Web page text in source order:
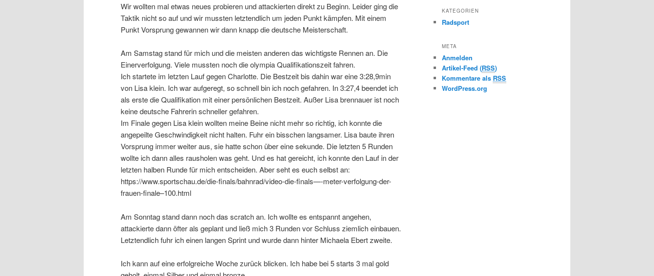
Wir wollten mal etwas neues probieren und attackierten direkt zu Beginn. Leider ging die
Taktik nicht so auf und wir mussten letztendlich um jeden Punkt kämpfen. Mit einem
Punkt Vorsprung gewannen wir dann knapp die deutsche Meisterschaft.
Am Samstag stand für mich und die meisten anderen das wichtigste Rennen an. Die
Einerverfolgung. Viele mussten noch die olympia Qualifikationszeit fahren.
Ich startete im letzten Lauf gegen Charlotte. Die Bestzeit bis dahin war eine 3:28,9min
von Lisa klein. Ich war aufgeregt, so schnell bin ich noch gefahren. In 3:27,4 beendet ich
als erste die Qualifikation mit einer persönlichen Bestzeit. Außer Lisa brennauer ist noch
keine deutsche Fahrerin schneller gefahren.
Im Finale gegen Lisa klein wollten meine Beine nicht mehr so richtig, ich konnte die
angepeilte Geschwindigkeit nicht halten. Fuhr ein bisschen langsamer. Lisa baute ihren
Vorsprung immer weiter aus, sie hatte schon über eine sekunde. Die letzten 5 Runden
wollte ich dann alles rausholen was geht. Und es hat gereicht, ich konnte den Lauf in der
letzten halben Runde für mich entscheiden. Aber seht es euch selbst an:
https://www.sportschau.de/die-finals/bahnrad/video-die-finals—-meter-verfolgung-der-
frauen-finale–100.html
Am Sonntag stand dann noch das scratch an. Ich wollte es entspannt angehen,
attackierte dann öfter als geplant und ließ mich 3 Runden vor Schluss ziemlich einbauen.
Letztendlich fuhr ich einen langen Sprint und wurde dann hinter Michaela Ebert zweite.
Ich kann auf eine erfolgreiche Woche zurück blicken. Ich habe bei 5 starts 3 mal gold
KATEGORIEN
Radsport
META
Anmelden
Artikel-Feed (RSS)
Kommentare als RSS
WordPress.org